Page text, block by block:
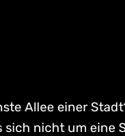
Allee einer
sich nicht um eine